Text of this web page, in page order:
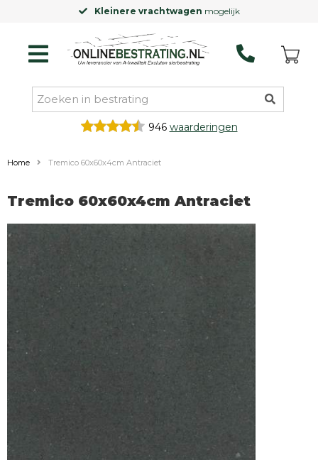
Kleinere vrachtwagen mogelijk
946 waarderingen
Home Tremico 60x60x4cm Antraciet
Tremico 60x60x4cm Antraciet